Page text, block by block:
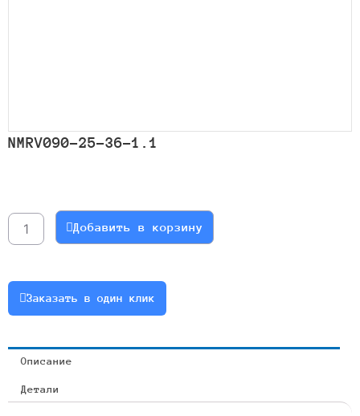
NMRV090-25-36-1.1
NMRV090-
25-
Добавить в корзину
Заказать в один клик
Описание
Детали